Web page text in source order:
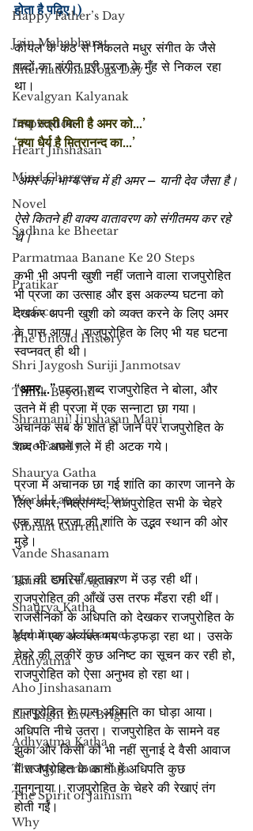
Happy Father’s Day
Jain Mahabharat
International Yoga Day
Kevalgyan Kalyanak
Inspiration
Heart Jinshasan
Mind Charger
Novel
Sadhna ke Bheetar
Parmatmaa Banane Ke 20 Steps
Pratikar
Preface
The Untold History
Shri Jaygosh Suriji Janmotsav
Think Beyond
Shramani! Jinshasan Mani
Save Family
Shaurya Gatha
World Laughter Day
Vibrant Current
Vande Shasanam
Think Once Again
Shaurya Katha
Mahanayak Kharvel
Adhyatma
Aho Jinshasanam
Eat Right Live Bright
Adhyatma Katha
The Mysterious Saga
The Spirit of Jainism
Why
होता है पढ़िए।)
कोयल के कंठ से निकलते मधुर संगीत के जैसे
शब्दों का संगीत पूरी प्रजा के मुँह से निकल रहा
था।
‘क्या स्त्री मिली है अमर को…’
‘क्या धैर्य है मित्रानन्द का…’
‘अमर का भाग्य सच में ही अमर – यानी देव जैसा है।
ऐसे कितने ही वाक्य वातावरण को संगीतमय कर रहे
थे।’
कभी भी अपनी खुशी नहीं जताने वाला राजपुरोहित
भी प्रजा का उत्साह और इस अकल्प्य घटना को
देखकर अपनी खुशी को व्यक्त करने के लिए अमर
के पास आया। राजपुरोहित के लिए भी यह घटना
स्वप्नवत् ही थी।
“अमर…” पहला शब्द राजपुरोहित ने बोला, और
उतने में ही प्रजा में एक सन्नाटा छा गया।
अचानक सब के शांत हो जाने पर राजपुरोहित के
शब्द भी अपने गले में ही अटक गये।
प्रजा में अचानक छा गई शांति का कारण जानने के
लिए अमर, मित्रानन्द, राजपुरोहित सभी के चेहरे
एक साथ प्रजा की शांति के उद्भव स्थान की ओर
मुड़े।
धूल की डमरियाँ वातावरण में उड़ रही थीं।
राजपुरोहित की आँखें उस तरफ मँडरा रही थीं।
राजसैनिकों के अधिपति को देखकर राजपुरोहित के
हृदय में एक अव्यक्त भय फड़फड़ा रहा था। उसके
चेहरे की लकीरें कुछ अनिष्ट का सूचन कर रही हो,
राजपुरोहित को ऐसा अनुभव हो रहा था।
राजपुरोहित के पास अधिपति का घोड़ा आया।
अधिपति नीचे उतरा। राजपुरोहित के सामने वह
झुका और किसी को भी नहीं सुनाई दे वैसी आवाज
में राजपुरोहित के कानों में अधिपति कुछ
गुनगुनाया। राजपुरोहित के चेहरे की रेखाएं तंग
होती गईं।